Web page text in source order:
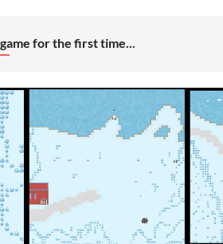
for the first time...